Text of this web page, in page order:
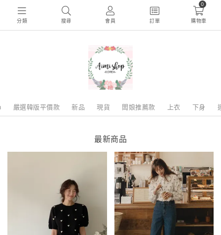
分類 搜尋 會員 訂單
0
購物車
嚴選韓版平價款 新品 現貨 闆娘推薦款 上衣 下身
最新商品